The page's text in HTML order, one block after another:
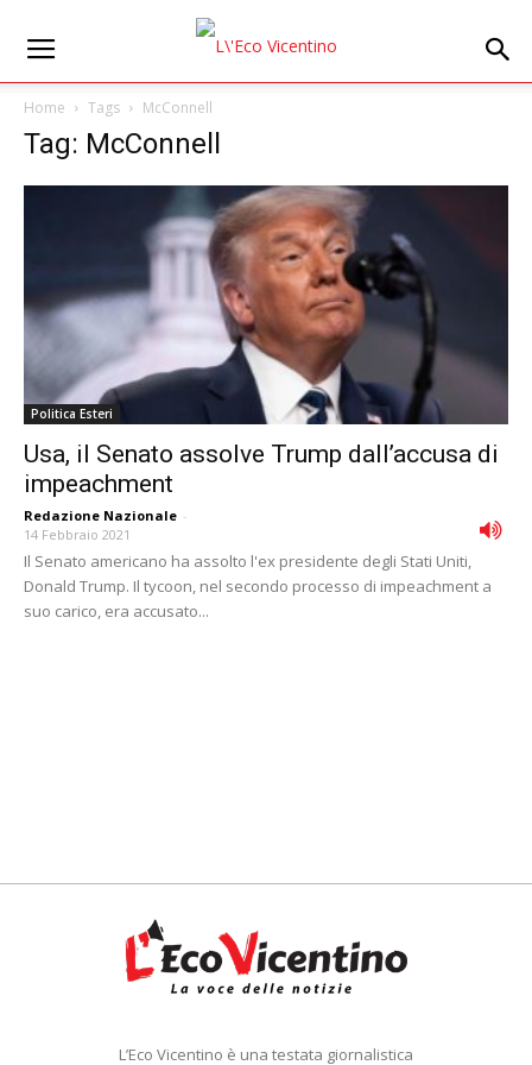
Home Tags McConnell
Tag: McConnell
Politica Esteri
Usa, il Senato assolve Trump dall’accusa di
impeachment
Redazione Nazionale -
14 Febbraio 2021
Il Senato americano ha assolto l'ex presidente degli Stati Uniti,
Donald Trump. Il tycoon, nel secondo processo di impeachment a
suo carico, era accusato...
L’Eco Vicentino è una testata giornalistica